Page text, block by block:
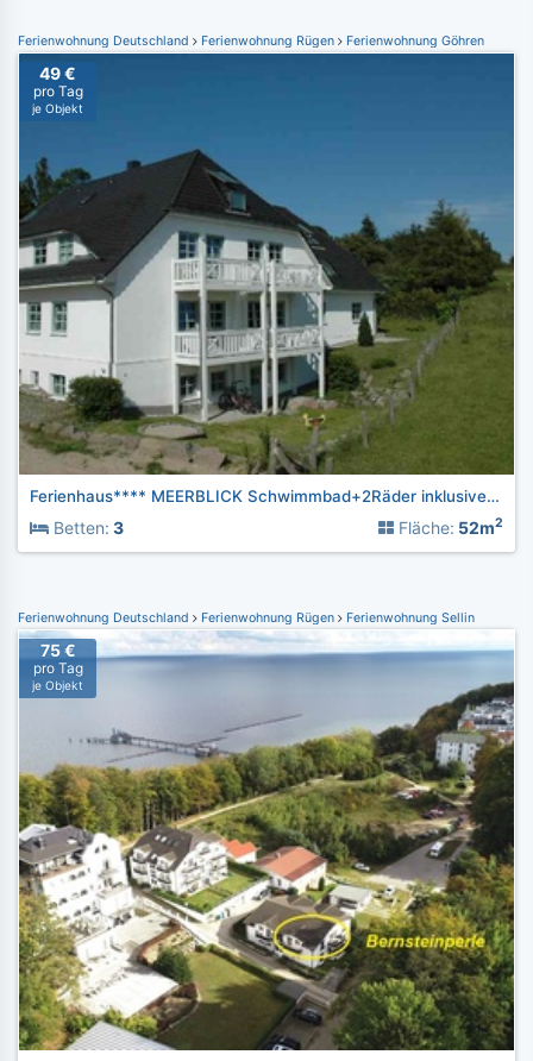
Ferienwohnung Deutschland Ferienwohnung Rügen Ferienwohnung Göhren
49 €
pro Tag
je Objekt
Ferienhaus**** MEERBLICK Schwimmbad+2Räder inklusive Sauna
Betten: 3 Fläche: 52m2
Ferienwohnung Deutschland Ferienwohnung Rügen Ferienwohnung Sellin
75 €
pro Tag
je Objekt